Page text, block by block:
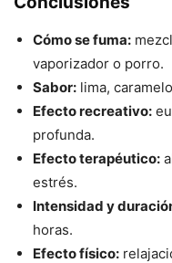
Cómo se fuma:
vaporizador o porro.
Sabor: lima,
Efecto recreativo:
profunda.
Efecto terapéutico:
estrés.
Intensidad y
horas.
Efecto físico: